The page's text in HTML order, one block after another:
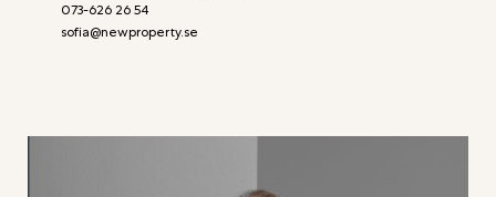
073-626 26 54
sofia@newproperty.se